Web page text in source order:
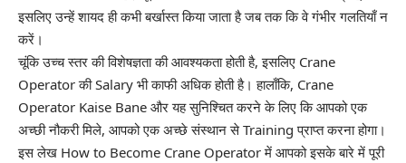
इसलिए उन्हें शायद ही कभी बर्खास्त किया जाता है जब तक कि वे गंभीर गलतियाँ न
करें।
चूंकि उच्च स्तर की विशेषज्ञता की आवश्यकता होती है, इसलिए Crane
Operator की Salary भी काफी अधिक होती है। हालाँकि, Crane
Operator Kaise Bane और यह सुनिश्चित करने के लिए कि आपको एक
अच्छी नौकरी मिले, आपको एक अच्छे संस्थान से Training प्राप्त करना होगा।
इस लेख How to Become Crane Operator में आपको इसके बारे में पूरी